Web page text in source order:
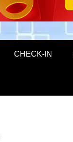
CHECK-IN